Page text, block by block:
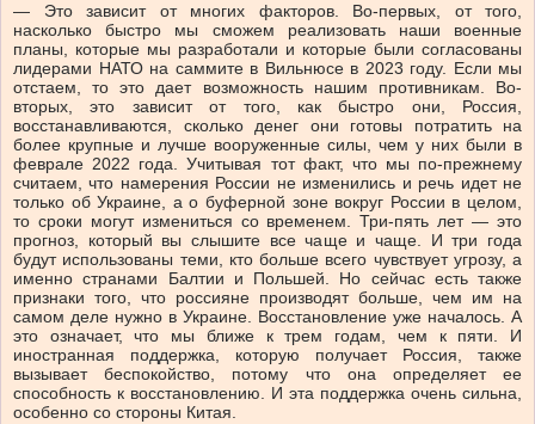
— Это зависит от многих факторов. Во-первых, от того,
насколько быстро мы сможем реализовать наши военные
планы, которые мы разработали и которые были согласованы
лидерами НАТО на саммите в Вильнюсе в 2023 году. Если мы
отстаем, то это дает возможность нашим противникам. Во-
вторых, это зависит от того, как быстро они, Россия,
восстанавливаются, сколько денег они готовы потратить на
более крупные и лучше вооруженные силы, чем у них были в
феврале 2022 года. Учитывая тот факт, что мы по-прежнему
считаем, что намерения России не изменились и речь идет не
только об Украине, а о буферной зоне вокруг России в целом,
то сроки могут измениться со временем. Три-пять лет — это
прогноз, который вы слышите все чаще и чаще. И три года
будут использованы теми, кто больше всего чувствует угрозу, а
именно странами Балтии и Польшей. Но сейчас есть также
признаки того, что россияне производят больше, чем им на
самом деле нужно в Украине. Восстановление уже началось. А
это означает, что мы ближе к трем годам, чем к пяти. И
иностранная поддержка, которую получает Россия, также
вызывает беспокойство, потому что она определяет ее
способность к восстановлению. И эта поддержка очень сильна,
особенно со стороны Китая.